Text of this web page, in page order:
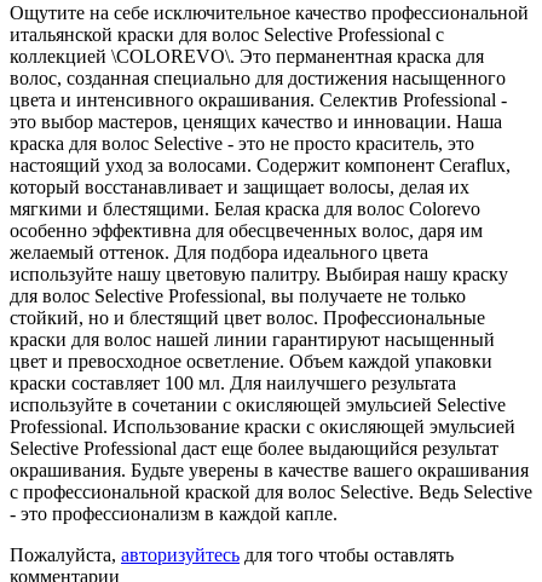
Ощутите на себе исключительное качество профессиональной
итальянской краски для волос Selective Professional с
коллекцией \COLOREVO\. Это перманентная краска для
волос, созданная специально для достижения насыщенного
цвета и интенсивного окрашивания. Селектив Professional -
это выбор мастеров, ценящих качество и инновации. Наша
краска для волос Selective - это не просто краситель, это
настоящий уход за волосами. Содержит компонент Ceraflux,
который восстанавливает и защищает волосы, делая их
мягкими и блестящими. Белая краска для волос Colorevo
особенно эффективна для обесцвеченных волос, даря им
желаемый оттенок. Для подбора идеального цвета
используйте нашу цветовую палитру. Выбирая нашу краску
для волос Selective Professional, вы получаете не только
стойкий, но и блестящий цвет волос. Профессиональные
краски для волос нашей линии гарантируют насыщенный
цвет и превосходное осветление. Объем каждой упаковки
краски составляет 100 мл. Для наилучшего результата
используйте в сочетании с окисляющей эмульсией Selective
Professional. Использование краски с окисляющей эмульсией
Selective Professional даст еще более выдающийся результат
окрашивания. Будьте уверены в качестве вашего окрашивания
с профессиональной краской для волос Selective. Ведь Selective
- это профессионализм в каждой капле.
Пожалуйста, авторизуйтесь для того чтобы оставлять
комментарии